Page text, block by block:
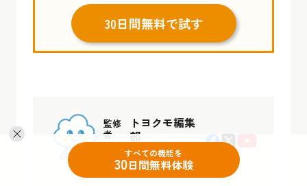
30日間無料で試す
監修
者
トヨクモ編集
部
すべての機能を
30日間無料体験